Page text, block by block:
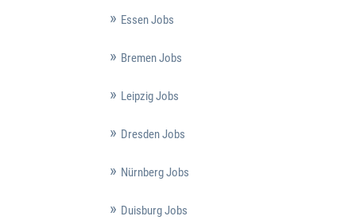
Essen Jobs
Bremen Jobs
Leipzig Jobs
Dresden Jobs
Nürnberg Jobs
Duisburg Jobs